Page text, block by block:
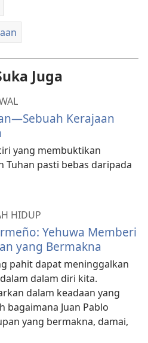
Juga
Kerajaan
yang membuktikan
Tuhan pasti bebas daripada
HIDUP
Yehuwa Memberi
yang Bermakna
pahit dapat meninggalkan
dalam diri kita.
dalam keadaan yang
bagaimana Juan Pablo
yang bermakna, damai,